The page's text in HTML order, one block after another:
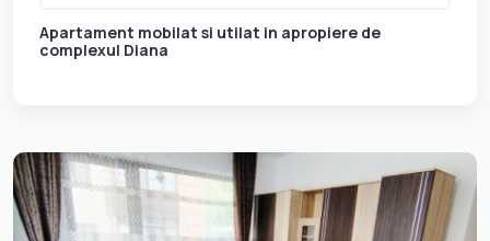
Apartament mobilat si utilat in apropiere de
complexul Diana